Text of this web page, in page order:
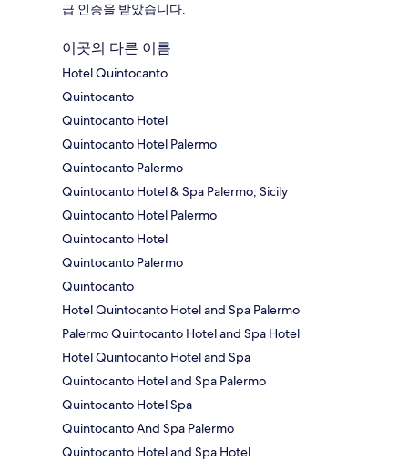
급 인증을 받았습니다.
이곳의 다른 이름
Hotel Quintocanto
Quintocanto
Quintocanto Hotel
Quintocanto Hotel Palermo
Quintocanto Palermo
Quintocanto Hotel & Spa Palermo, Sicily
Quintocanto Hotel Palermo
Quintocanto Hotel
Quintocanto Palermo
Quintocanto
Hotel Quintocanto Hotel and Spa Palermo
Palermo Quintocanto Hotel and Spa Hotel
Hotel Quintocanto Hotel and Spa
Quintocanto Hotel and Spa Palermo
Quintocanto Hotel Spa
Quintocanto And Spa Palermo
Quintocanto Hotel and Spa Hotel